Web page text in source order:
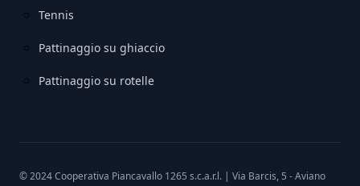
Tennis
Pattinaggio su ghiaccio
Pattinaggio su rotelle
© 2024 Cooperativa Piancavallo 1265 s.c.a.r.l. | Via Barcis, 5 - Aviano